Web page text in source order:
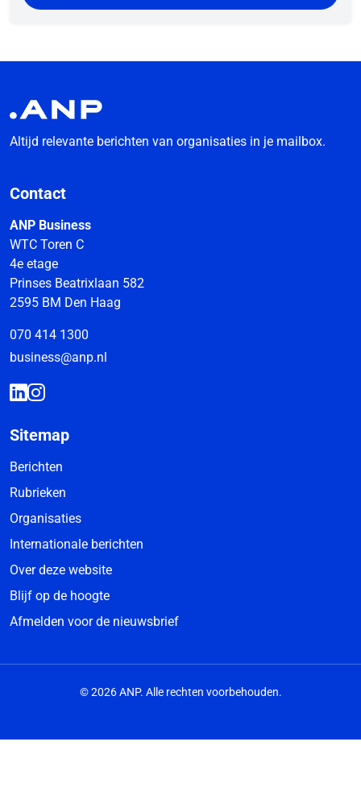
Altijd relevante berichten van organisaties in je mailbox.
Contact
ANP Business
WTC Toren C
4e etage
Prinses Beatrixlaan 582
2595 BM Den Haag
070 414 1300
business@anp.nl
Sitemap
Berichten
Rubrieken
Organisaties
Internationale berichten
Over deze website
Blijf op de hoogte
Afmelden voor de nieuwsbrief
© 2026 ANP. Alle rechten voorbehouden.